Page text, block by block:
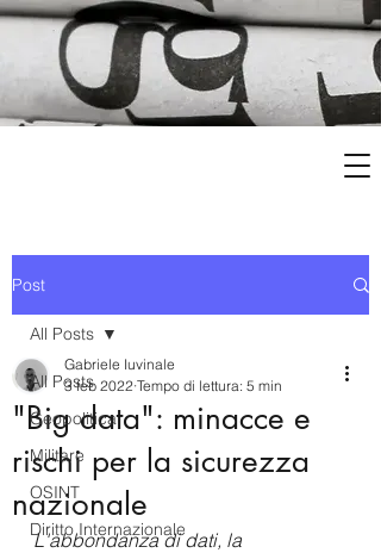
Post
All Posts
Geopolitica
Militare
OSINT
Diritto Internazionale
All Posts
"Big data": minacce e
rischi per la sicurezza
nazionale
Gabriele Iuvinale
3 feb 2022 Tempo di lettura: 5 min
L'abbondanza di dati, la